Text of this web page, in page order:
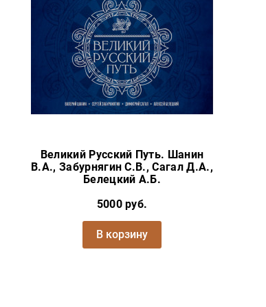
Великий Русский Путь. Шанин
В.А., Забурнягин С.В., Сагал Д.А.,
Белецкий А.Б.
5000 руб.
В корзину